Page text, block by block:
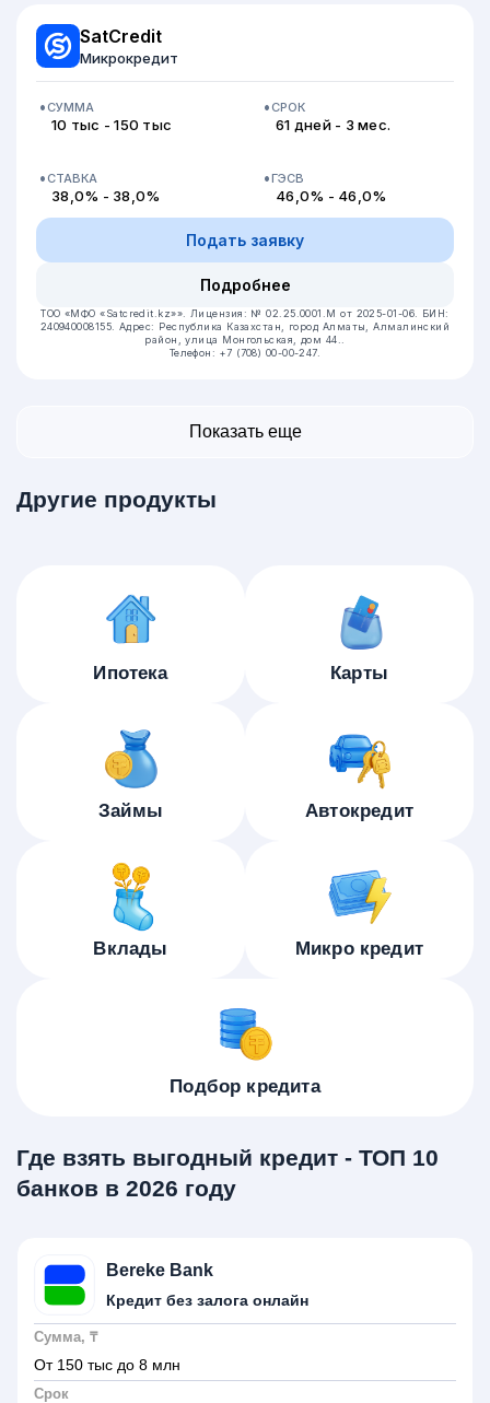
SatCredit
Микрокредит
СУММА
10 тыс - 150 тыс
СРОК
61 дней - 3 мес.
СТАВКА
38,0% - 38,0%
ГЭСВ
46,0% - 46,0%
Подать заявку
Подробнее
ТОО «МФО «Satcredit.kz»». Лицензия: № 02.25.0001.М от 2025-01-06. БИН:
240940008155. Адрес: Республика Казахстан, город Алматы, Алмалинский
район, улица Монгольская, дом 44..
Телефон: +7 (708) 00-00-247.
Показать еще
Другие продукты
Ипотека Карты
Займы Автокредит
Вклады Микро кредит
Подбор кредита
Где взять выгодный кредит - ТОП 10
банков в 2026 году
Bereke Bank
Кредит без залога онлайн
Сумма, ₸
От 150 тыс до 8 млн
Срок